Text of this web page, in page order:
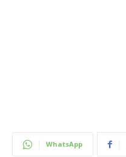
WhatsApp